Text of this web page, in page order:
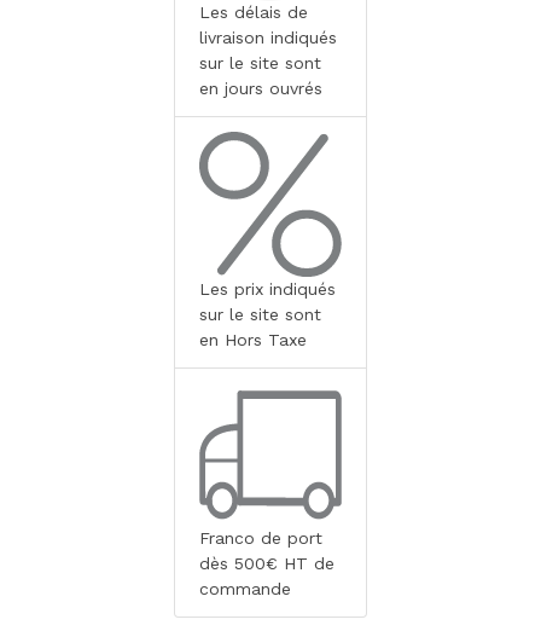
Les délais de
livraison indiqués
sur le site sont
en jours ouvrés
Les prix indiqués
sur le site sont
en Hors Taxe
Franco de port
dès 500€ HT de
commande